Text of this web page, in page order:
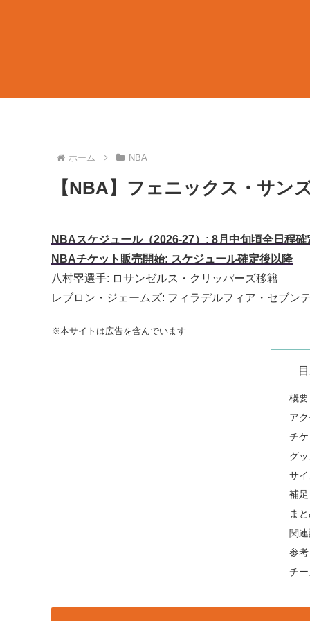
ホーム NBA
【NBA】フェニックス・サン
NBAスケジュール（2026-27）: 8月中旬頃全日程確
NBAチケット販売開始: スケジュール確定後以降
八村塁選手: ロサンゼルス・クリッパーズ移籍
レブロン・ジェームズ: フィラデルフィア・セブン
※本サイトは広告を含んでいます
概要
ア
チ
グ
サ
補足
ま
関
参考
チ